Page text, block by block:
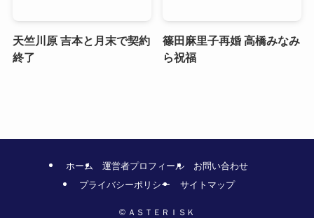
天竺川原 吉本と月末で契約
終了
篠田麻里子再婚 高橋みなみ
ら祝福
ホーム 運営者プロフィール
お問い合わせ
プライバシーポリシー
サイトマップ
© ＡＳＴＥＲＩＳＫ